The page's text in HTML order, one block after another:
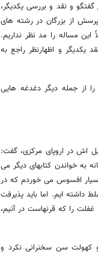
گفتگو و نقد و بررسی یکدیگر،
از بزرگان در رشته های
مساله را مد نظر نداریم.
و اظهارنظر راجع به
از جمله دیگر دغدغه هایی
اش در اروپای مرکزی، گفت:
به خواندن کتابهای دیگر می
افسوس می خوردم که در
داشته ایم. اما باید پذیرفت
را که قرنهاست در آنیم،
کهولت سن سخنرانی نکرد و